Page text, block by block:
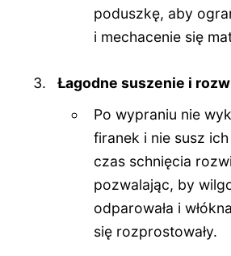
poduszkę, aby
i mechacenie się
Łagodne suszenie i
Po wypraniu nie
firanek i nie susz ich
czas schnięcia
pozwalając, by
odparowała i
się rozprostowały.